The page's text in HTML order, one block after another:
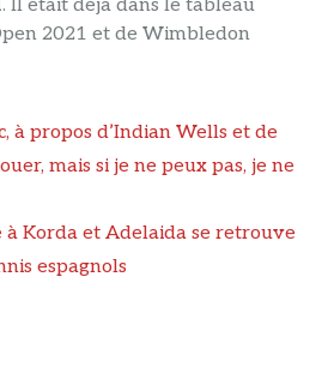
. Il était déjà dans le tableau
2021 et de Wimbledon
à propos d’Indian Wells et de
mais si je ne peux pas, je ne
Korda et Adelaida se retrouve
espagnols